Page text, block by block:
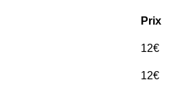
Prix
12€
12€